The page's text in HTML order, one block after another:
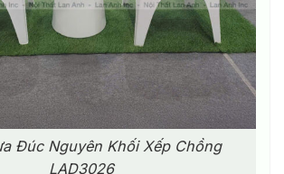
Đúc Nguyên Khối Xếp Chồng
LAD3026